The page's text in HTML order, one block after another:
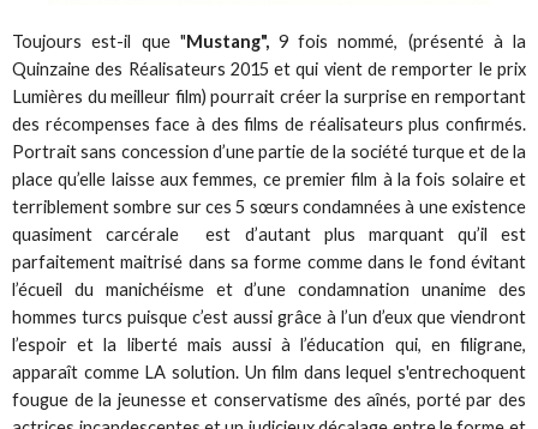
Toujours est-il que "Mustang", 9 fois nommé, (présenté à la
Quinzaine des Réalisateurs 2015 et qui vient de remporter le prix
Lumières du meilleur film) pourrait créer la surprise en remportant
des récompenses face à des films de réalisateurs plus confirmés.
Portrait sans concession d’une partie de la société turque et de la
place qu’elle laisse aux femmes, ce premier film à la fois solaire et
terriblement sombre sur ces 5 sœurs condamnées à une existence
quasiment carcérale est d’autant plus marquant qu’il est
parfaitement maitrisé dans sa forme comme dans le fond évitant
l’écueil du manichéisme et d’une condamnation unanime des
hommes turcs puisque c’est aussi grâce à l’un d’eux que viendront
l’espoir et la liberté mais aussi à l’éducation qui, en filigrane,
apparaît comme LA solution. Un film dans lequel s'entrechoquent
fougue de la jeunesse et conservatisme des aînés, porté par des